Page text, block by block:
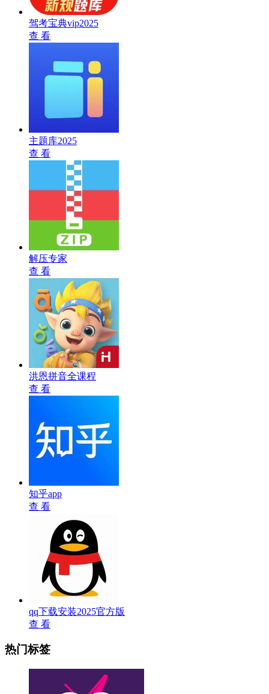
驾考宝典vip2025
查 看
主题库2025
查 看
解压专家
查 看
洪恩拼音全课程
查 看
知乎app
查 看
qq下载安装2025官方版
查 看
热门标签